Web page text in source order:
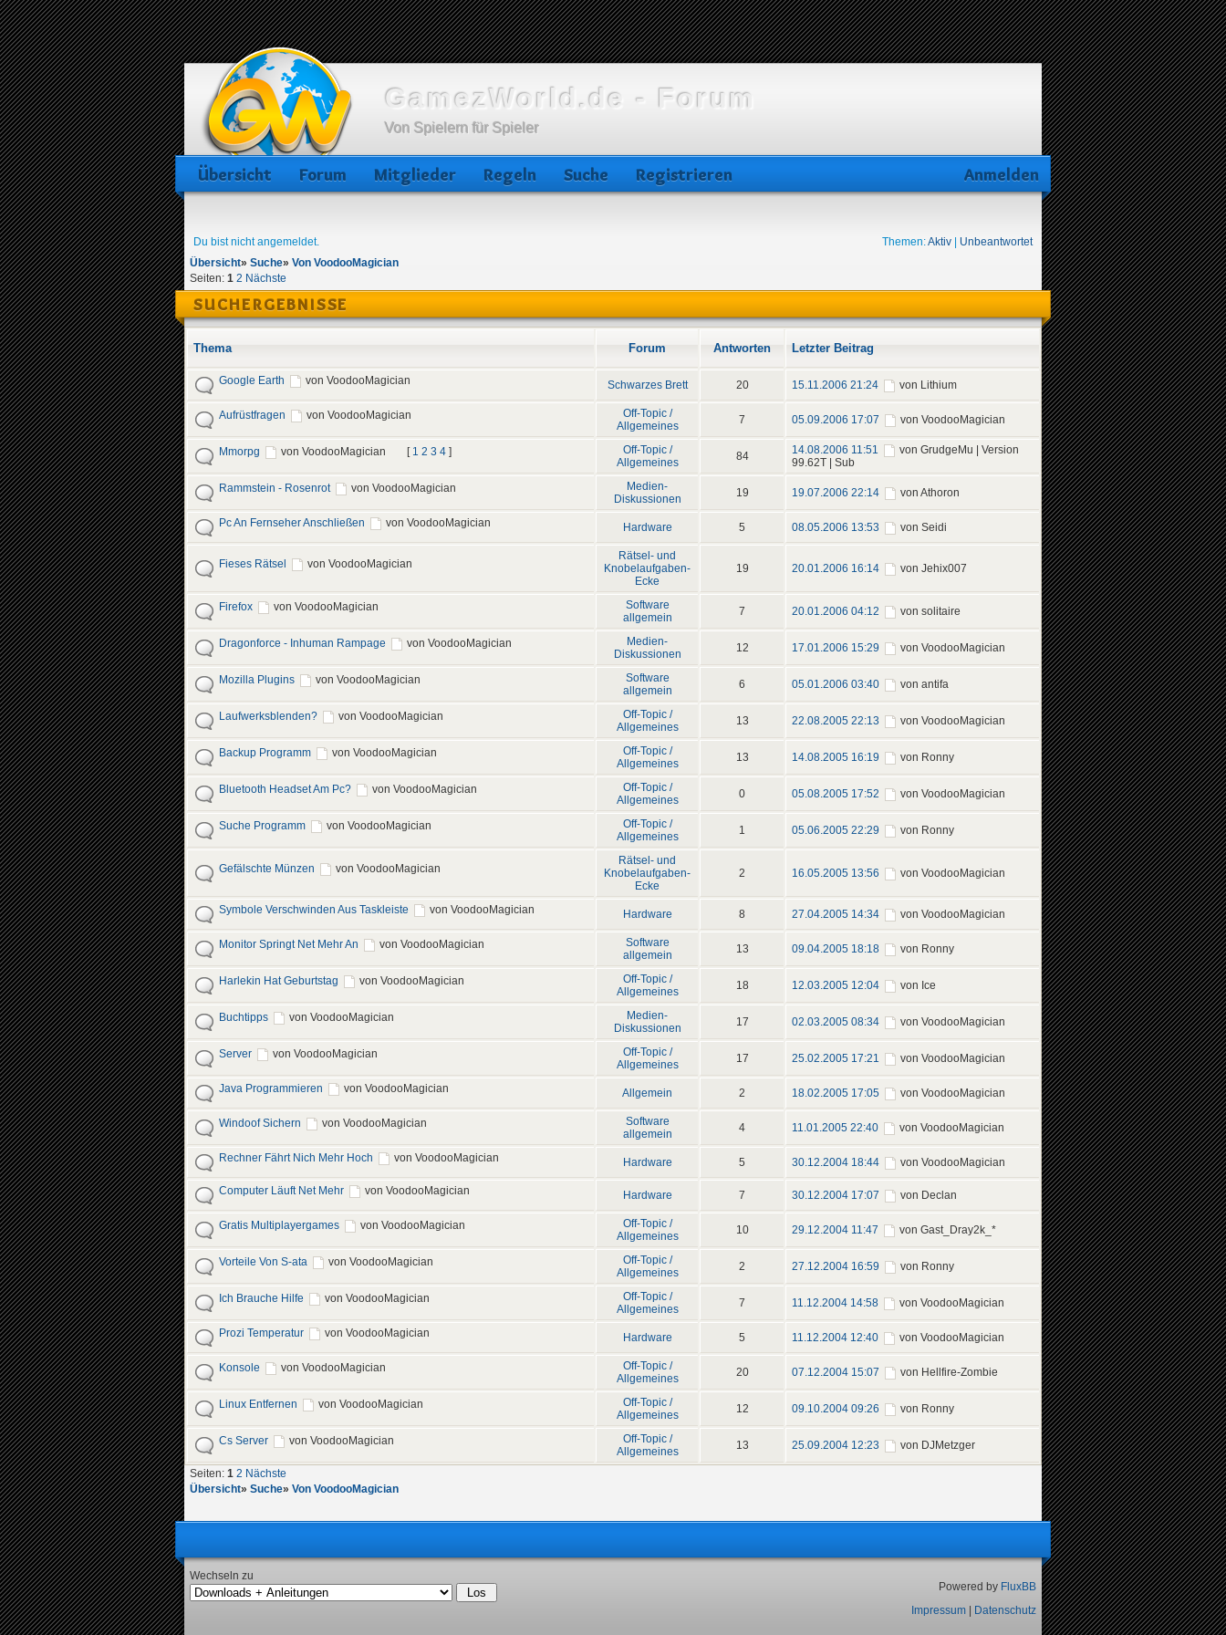
GamezWorld.de - Forum
Von Spielern für Spieler
Übersicht Forum Mitglieder Regeln Suche Registrieren Anmelden
Du bist nicht angemeldet. Themen:Aktiv
Unbeantwortet
Übersicht» Suche» Von VoodooMagician
Seiten: 1 2 Nächste
SUCHERGEBNISSE
Thema Forum Antworten Letzter Beitrag
Google Earth von VoodooMagician Schwarzes Brett 20 15.11.2006 21:24 von Lithium
Aufrüstfragen von VoodooMagician
Off-Topic /
Allgemeines
7 05.09.2006 17:07 von VoodooMagician
Mmorpg von VoodooMagician [ 1 2 3 4]
Off-Topic /
Allgemeines
84 14.08.2006 11:51
von GrudgeMu | Version
99.62T | Sub
Rammstein - Rosenrot
von VoodooMagician
Medien-
Diskussionen
19 19.07.2006 22:14 von Athoron
Pc An Fernseher Anschließen von VoodooMagician Hardware 5 08.05.2006 13:53 von Seidi
Fieses Rätsel von VoodooMagician
Rätsel- und
Knobelaufgaben-
Ecke
19 20.01.2006 16:14 von Jehix007
Firefox von VoodooMagician
Software
allgemein
7 20.01.2006 04:12 von solitaire
Dragonforce - Inhuman Rampage von VoodooMagician
Medien-
Diskussionen
12 17.01.2006 15:29 von VoodooMagician
Mozilla Plugins von VoodooMagician
Software
allgemein
6 05.01.2006 03:40 von antifa
Laufwerksblenden? von VoodooMagician
Off-Topic /
Allgemeines
13 22.08.2005 22:13 von VoodooMagician
Backup Programm von VoodooMagician
Off-Topic /
Allgemeines
13 14.08.2005 16:19 von Ronny
Bluetooth Headset Am Pc? von VoodooMagician
Off-Topic /
Allgemeines
0 05.08.2005 17:52 von VoodooMagician
Suche Programm von VoodooMagician
Off-Topic /
Allgemeines
1 05.06.2005 22:29 von Ronny
Gefälschte Münzen von VoodooMagician
Rätsel- und
Knobelaufgaben-
Ecke
2 16.05.2005 13:56 von VoodooMagician
Symbole Verschwinden Aus Taskleiste von VoodooMagician Hardware 8 27.04.2005 14:34 von VoodooMagician
Monitor Springt Net Mehr An von VoodooMagician
Software
allgemein
13 09.04.2005 18:18 von Ronny
Harlekin Hat Geburtstag von VoodooMagician
Off-Topic /
Allgemeines
18 12.03.2005 12:04 von Ice
Buchtipps von VoodooMagician
Medien-
Diskussionen
17 02.03.2005 08:34 von VoodooMagician
Server von VoodooMagician
Off-Topic /
Allgemeines
17 25.02.2005 17:21 von VoodooMagician
Java Programmieren von VoodooMagician Allgemein 2 18.02.2005 17:05 von VoodooMagician
Windoof Sichern von VoodooMagician
Software
allgemein
4 11.01.2005 22:40 von VoodooMagician
Rechner Fährt Nich Mehr Hoch von VoodooMagician Hardware 5 30.12.2004 18:44 von VoodooMagician
Computer Läuft Net Mehr von VoodooMagician Hardware 7 30.12.2004 17:07 von Declan
Gratis Multiplayergames von VoodooMagician
Off-Topic /
Allgemeines
10 29.12.2004 11:47 von Gast_Dray2k_*
Vorteile Von S-ata von VoodooMagician
Off-Topic /
Allgemeines
2 27.12.2004 16:59 von Ronny
Ich Brauche Hilfe von VoodooMagician
Off-Topic /
Allgemeines
7 11.12.2004 14:58 von VoodooMagician
Prozi Temperatur von VoodooMagician Hardware 5 11.12.2004 12:40 von VoodooMagician
Konsole von VoodooMagician
Off-Topic /
Allgemeines
20 07.12.2004 15:07 von Hellfire-Zombie
Linux Entfernen von VoodooMagician
Off-Topic /
Allgemeines
12 09.10.2004 09:26 von Ronny
Cs Server von VoodooMagician
Off-Topic /
Allgemeines
13 25.09.2004 12:23 von DJMetzger
Seiten: 1 2 Nächste
Übersicht» Suche» Von VoodooMagician
Wechseln zu
Powered by FluxBB
Impressum
Datenschutz